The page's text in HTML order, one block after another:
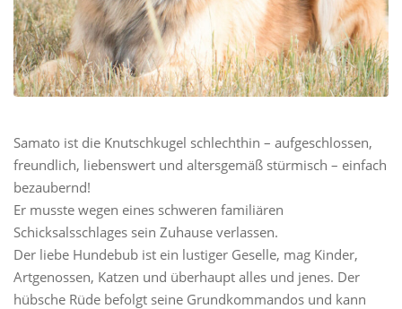
Samato ist die Knutschkugel schlechthin – aufgeschlossen,
freundlich, liebenswert und altersgemäß stürmisch – einfach
bezaubernd!
Er musste wegen eines schweren familiären
Schicksalsschlages sein Zuhause verlassen.
Der liebe Hundebub ist ein lustiger Geselle, mag Kinder,
Artgenossen, Katzen und überhaupt alles und jenes. Der
hübsche Rüde befolgt seine Grundkommandos und kann